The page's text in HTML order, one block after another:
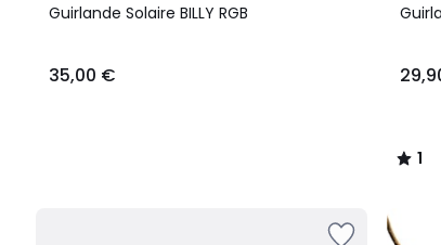
Guirlande Solaire BILLY RGB
35,00 €
/
1
/